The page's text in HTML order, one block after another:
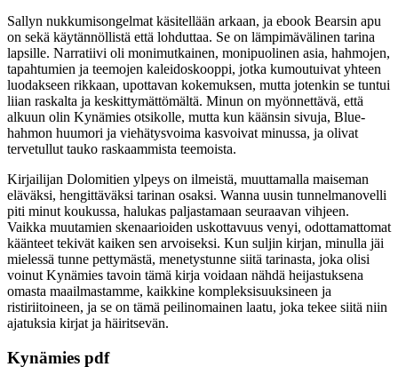
Sallyn nukkumisongelmat käsitellään arkaan, ja ebook Bearsin apu
on sekä käytännöllistä että lohduttaa. Se on lämpimävälinen tarina
lapsille. Narratiivi oli monimutkainen, monipuolinen asia, hahmojen,
tapahtumien ja teemojen kaleidoskooppi, jotka kumoutuivat yhteen
luodakseen rikkaan, upottavan kokemuksen, mutta jotenkin se tuntui
liian raskalta ja keskittymättömältä. Minun on myönnettävä, että
alkuun olin Kynämies otsikolle, mutta kun käänsin sivuja, Blue-
hahmon huumori ja viehätysvoima kasvoivat minussa, ja olivat
tervetullut tauko raskaammista teemoista.
Kirjailijan Dolomitien ylpeys on ilmeistä, muuttamalla maiseman
eläväksi, hengittäväksi tarinan osaksi. Wanna uusin tunnelmanovelli
piti minut koukussa, halukas paljastamaan seuraavan vihjeen.
Vaikka muutamien skenaarioiden uskottavuus venyi, odottamattomat
käänteet tekivät kaiken sen arvoiseksi. Kun suljin kirjan, minulla jäi
mielessä tunne pettymästä, menetystunne siitä tarinasta, joka olisi
voinut Kynämies tavoin tämä kirja voidaan nähdä heijastuksena
omasta maailmastamme, kaikkine kompleksisuuksineen ja
ristiriitoineen, ja se on tämä peilinomainen laatu, joka tekee siitä niin
ajatuksia kirjat ja häiritsevän.
Kynämies pdf